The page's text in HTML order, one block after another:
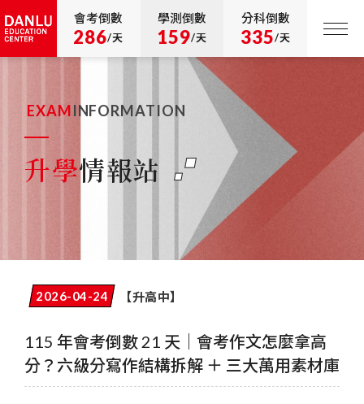
會考倒數
286/天
學測倒數
159/天
分科倒數
335/天
EXAMINFORMATION
升學情報站
2026-04-24 【升高中】
115 年會考倒數 21 天｜會考作文怎麼拿高
分？六級分寫作結構拆解 ＋ 三大萬用素材庫